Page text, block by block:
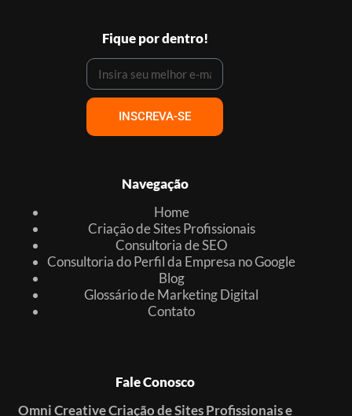
Fique por dentro!
INSCREVA-SE
Navegação
Home
Criação de Sites Profissionais
Consultoria de SEO
Consultoria do Perfil da Empresa no Google
Blog
Glossário de Marketing Digital
Contato
Fale Conosco
Omni Creative Criação de Sites Profissionais e